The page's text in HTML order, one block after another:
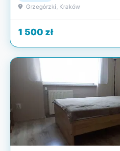
Grzegórzki, Kraków
1 500 zł